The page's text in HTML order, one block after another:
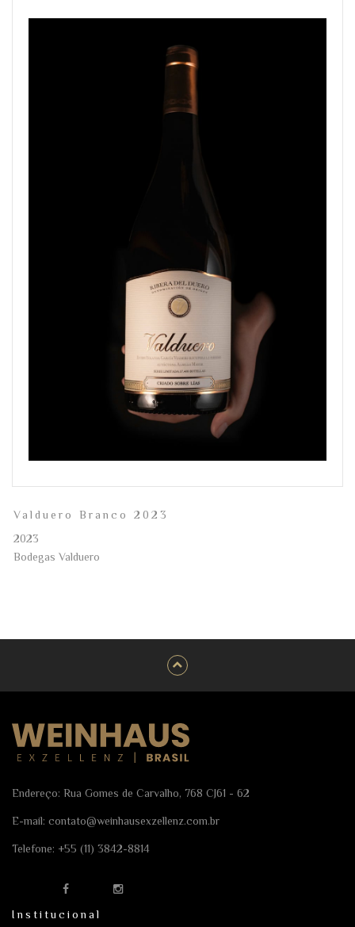
Valduero Branco 2023
2023
Bodegas Valduero
Endereço: Rua Gomes de Carvalho, 768 CJ61 - 62
E-mail: contato@weinhausexzellenz.com.br
Telefone: +55 (11) 3842-8814
Institucional